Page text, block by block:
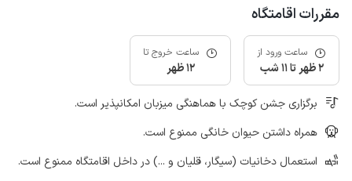
مقررات اقامتگاه
ساعت ورود از
2 ظهر تا 11 شب
ساعت خروج تا
12 ظهر
برگزاری جشن کوچک با هماهنگی میزبان امکانپذیر است.
همراه داشتن حیوان خانگی ممنوع است.
استعمال دخانیات (سیگار، قلیان و ...) در داخل اقامتگاه ممنوع است.